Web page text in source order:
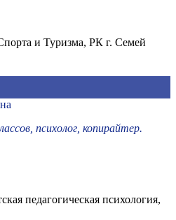
и Туризма, РК г. Семей
психолог, копирайтер.
педагогическая психология,